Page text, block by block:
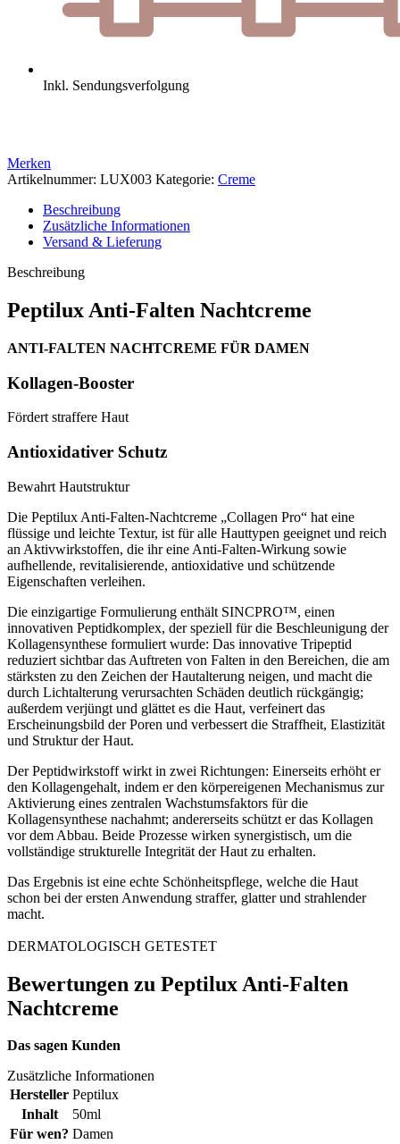
Inkl. Sendungsverfolgung
Merken
Artikelnummer: LUX003 Kategorie: Creme
Beschreibung
Zusätzliche Informationen
Versand & Lieferung
Beschreibung
Peptilux Anti-Falten Nachtcreme
ANTI-FALTEN NACHTCREME FÜR DAMEN
Kollagen-Booster
Fördert straffere Haut
Antioxidativer Schutz
Bewahrt Hautstruktur
Die Peptilux Anti-Falten-Nachtcreme „Collagen Pro“ hat eine
flüssige und leichte Textur, ist für alle Hauttypen geeignet und reich
an Aktivwirkstoffen, die ihr eine Anti-Falten-Wirkung sowie
aufhellende, revitalisierende, antioxidative und schützende
Eigenschaften verleihen.
Die einzigartige Formulierung enthält SINCPRO™, einen
innovativen Peptidkomplex, der speziell für die Beschleunigung der
Kollagensynthese formuliert wurde: Das innovative Tripeptid
reduziert sichtbar das Auftreten von Falten in den Bereichen, die am
stärksten zu den Zeichen der Hautalterung neigen, und macht die
durch Lichtalterung verursachten Schäden deutlich rückgängig;
außerdem verjüngt und glättet es die Haut, verfeinert das
Erscheinungsbild der Poren und verbessert die Straffheit, Elastizität
und Struktur der Haut.
Der Peptidwirkstoff wirkt in zwei Richtungen: Einerseits erhöht er
den Kollagengehalt, indem er den körpereigenen Mechanismus zur
Aktivierung eines zentralen Wachstumsfaktors für die
Kollagensynthese nachahmt; andererseits schützt er das Kollagen
vor dem Abbau. Beide Prozesse wirken synergistisch, um die
vollständige strukturelle Integrität der Haut zu erhalten.
Das Ergebnis ist eine echte Schönheitspflege, welche die Haut
schon bei der ersten Anwendung straffer, glatter und strahlender
macht.
DERMATOLOGISCH GETESTET
Bewertungen zu Peptilux Anti-Falten
Nachtcreme
Das sagen Kunden
Zusätzliche Informationen
Hersteller Peptilux
Inhalt
50ml
Für wen? Damen